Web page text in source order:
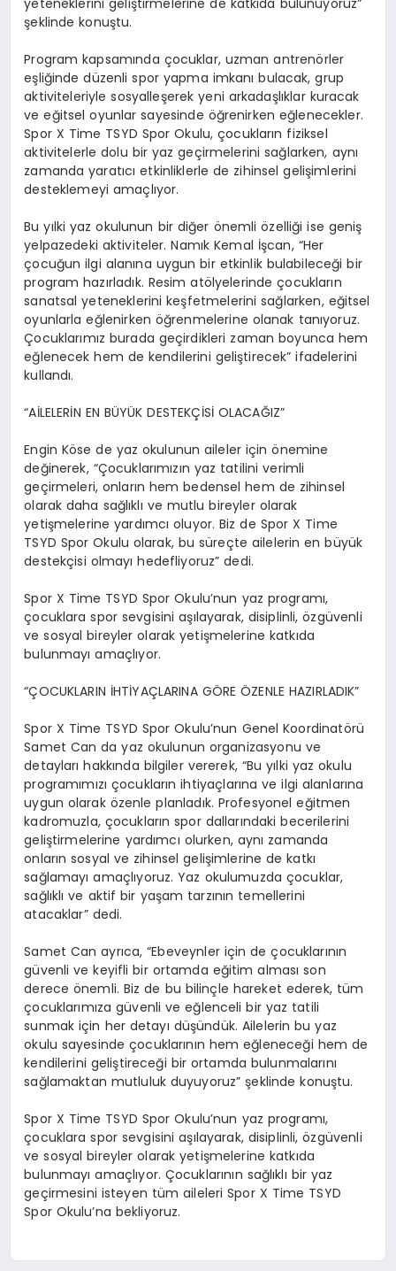
yeteneklerini geliştirmelerine de katkıda bulunuyoruz”
şeklinde konuştu.
Program kapsamında çocuklar, uzman antrenörler
eşliğinde düzenli spor yapma imkanı bulacak, grup
aktiviteleriyle sosyalleşerek yeni arkadaşlıklar kuracak
ve eğitsel oyunlar sayesinde öğrenirken eğlenecekler.
Spor X Time TSYD Spor Okulu, çocukların fiziksel
aktivitelerle dolu bir yaz geçirmelerini sağlarken, aynı
zamanda yaratıcı etkinliklerle de zihinsel gelişimlerini
desteklemeyi amaçlıyor.
Bu yılki yaz okulunun bir diğer önemli özelliği ise geniş
yelpazedeki aktiviteler. Namık Kemal İşcan, “Her
çocuğun ilgi alanına uygun bir etkinlik bulabileceği bir
program hazırladık. Resim atölyelerinde çocukların
sanatsal yeteneklerini keşfetmelerini sağlarken, eğitsel
oyunlarla eğlenirken öğrenmelerine olanak tanıyoruz.
Çocuklarımız burada geçirdikleri zaman boyunca hem
eğlenecek hem de kendilerini geliştirecek” ifadelerini
kullandı.
“AİLELERİN EN BÜYÜK DESTEKÇİSİ OLACAĞIZ”
Engin Köse de yaz okulunun aileler için önemine
değinerek, “Çocuklarımızın yaz tatilini verimli
geçirmeleri, onların hem bedensel hem de zihinsel
olarak daha sağlıklı ve mutlu bireyler olarak
yetişmelerine yardımcı oluyor. Biz de Spor X Time
TSYD Spor Okulu olarak, bu süreçte ailelerin en büyük
destekçisi olmayı hedefliyoruz” dedi.
Spor X Time TSYD Spor Okulu’nun yaz programı,
çocuklara spor sevgisini aşılayarak, disiplinli, özgüvenli
ve sosyal bireyler olarak yetişmelerine katkıda
bulunmayı amaçlıyor.
“ÇOCUKLARIN İHTİYAÇLARINA GÖRE ÖZENLE HAZIRLADIK”
Spor X Time TSYD Spor Okulu’nun Genel Koordinatörü
Samet Can da yaz okulunun organizasyonu ve
detayları hakkında bilgiler vererek, “Bu yılki yaz okulu
programımızı çocukların ihtiyaçlarına ve ilgi alanlarına
uygun olarak özenle planladık. Profesyonel eğitmen
kadromuzla, çocukların spor dallarındaki becerilerini
geliştirmelerine yardımcı olurken, aynı zamanda
onların sosyal ve zihinsel gelişimlerine de katkı
sağlamayı amaçlıyoruz. Yaz okulumuzda çocuklar,
sağlıklı ve aktif bir yaşam tarzının temellerini
atacaklar” dedi.
Samet Can ayrıca, “Ebeveynler için de çocuklarının
güvenli ve keyifli bir ortamda eğitim alması son
derece önemli. Biz de bu bilinçle hareket ederek, tüm
çocuklarımıza güvenli ve eğlenceli bir yaz tatili
sunmak için her detayı düşündük. Ailelerin bu yaz
okulu sayesinde çocuklarının hem eğleneceği hem de
kendilerini geliştireceği bir ortamda bulunmalarını
sağlamaktan mutluluk duyuyoruz” şeklinde konuştu.
Spor X Time TSYD Spor Okulu’nun yaz programı,
çocuklara spor sevgisini aşılayarak, disiplinli, özgüvenli
ve sosyal bireyler olarak yetişmelerine katkıda
bulunmayı amaçlıyor. Çocuklarının sağlıklı bir yaz
geçirmesini isteyen tüm aileleri Spor X Time TSYD
Spor Okulu’na bekliyoruz.